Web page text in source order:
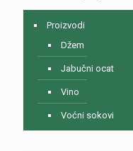
Proizvodi
Džem
Jabučni ocat
Vino
Voćni sokovi